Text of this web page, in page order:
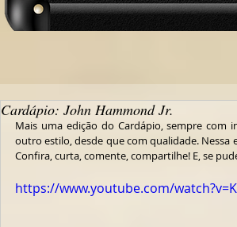
Cardápio: John Hammond Jr.
Mais uma edição do Cardápio, sempre com
outro estilo, desde que com qualidade. Nessa
Confira, curta, comente, compartilhe! E, se
https://www.youtube.com/